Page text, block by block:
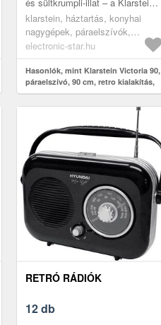
és sültkrumpli-illat – a Klarstein
Victoria 90 mindezt hatékonyan
eltávolítja, mielőtt a f...
klarstein, háztartás, konyhai
nagygépek, páraelszívók,
kéményes és fali páraelszívók
electronic-star.hu
Hasonlók, mint Klarstein Victoria 90,
páraelszívó, 90 cm, retro kialakítás,
644, 5 m³/ó, 2 LED lámpa
RETRÓ RÁDIÓK
12 db